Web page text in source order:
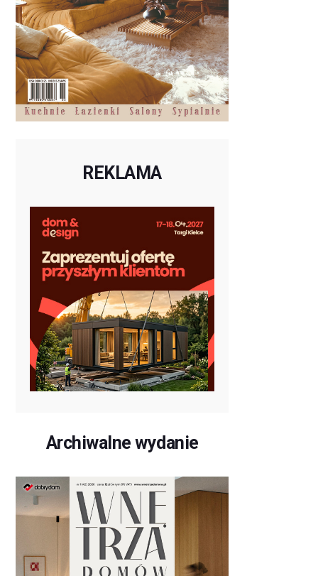
REKLAMA
Archiwalne wydanie